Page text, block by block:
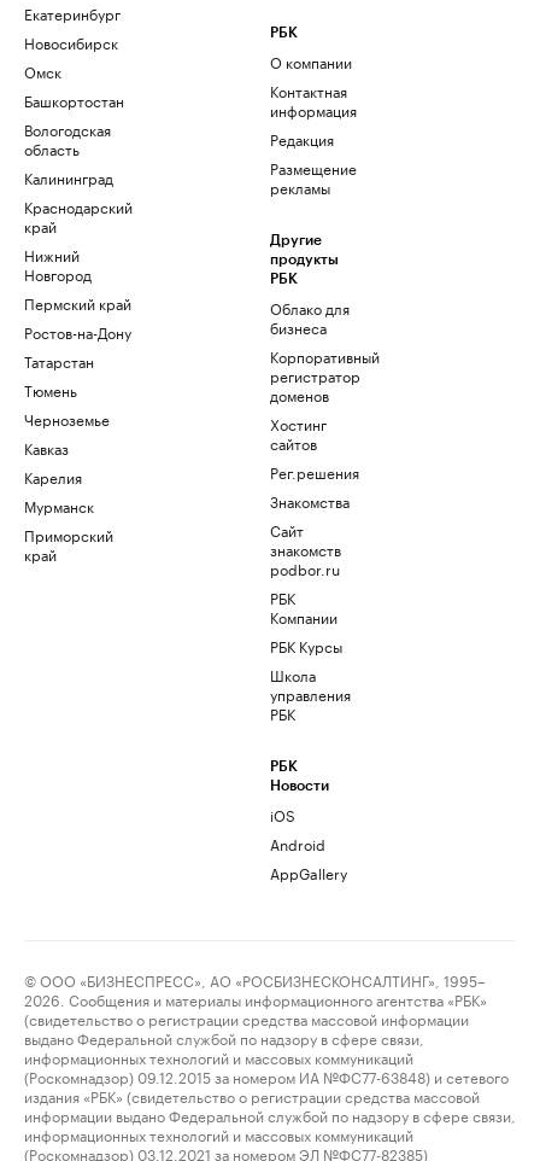
Екатеринбург
Новосибирск
Омск
Башкортостан
Вологодская
область
Калининград
Краснодарский
край
Нижний
Новгород
Пермский край
Ростов-на-Дону
Татарстан
Тюмень
Черноземье
Кавказ
Карелия
Мурманск
Приморский
край
РБК
О компании
Контактная
информация
Редакция
Размещение
рекламы
Другие
продукты
РБК
Облако для
бизнеса
Корпоративный
регистратор
доменов
Хостинг
сайтов
Рег.решения
Знакомства
Сайт
знакомств
podbor.ru
РБК
Компании
РБК Курсы
Школа
управления
РБК
РБК
Новости
iOS
Android
AppGallery
© ООО «БИЗНЕСПРЕСС», АО «РОСБИЗНЕСКОНСАЛТИНГ», 1995–
2026. Сообщения и материалы информационного агентства «РБК»
(свидетельство о регистрации средства массовой информации
выдано Федеральной службой по надзору в сфере связи,
информационных технологий и массовых коммуникаций
(Роскомнадзор) 09.12.2015 за номером ИА №ФС77-63848) и сетевого
издания «РБК» (свидетельство о регистрации средства массовой
информации выдано Федеральной службой по надзору в сфере связи,
информационных технологий и массовых коммуникаций
(Роскомнадзор) 03.12.2021 за номером ЭЛ №ФС77-82385)